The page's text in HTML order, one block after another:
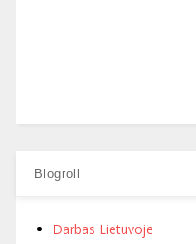
Blogroll
Darbas Lietuvoje